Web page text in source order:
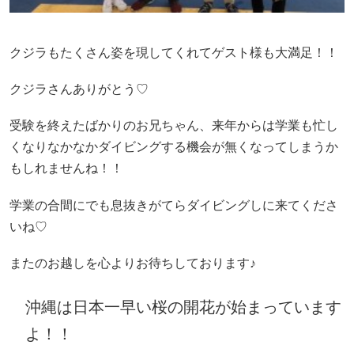
クジラもたくさん姿を現してくれてゲスト様も大満足！！
クジラさんありがとう♡
受験を終えたばかりのお兄ちゃん、来年からは学業も忙し
くなりなかなかダイビングする機会が無くなってしまうか
もしれませんね！！
学業の合間にでも息抜きがてらダイビングしに来てくださ
いね♡
またのお越しを心よりお待ちしております♪
沖縄は日本一早い桜の開花が始まっています
よ！！